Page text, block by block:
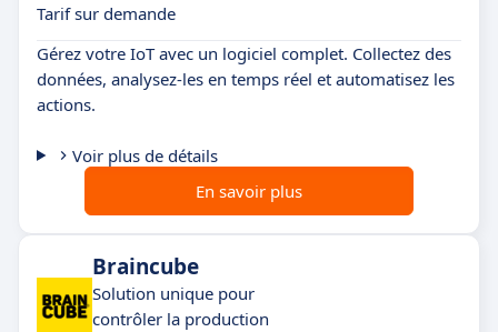
Tarif sur demande
Gérez votre IoT avec un logiciel complet. Collectez des
données, analysez-les en temps réel et automatisez les
actions.
Voir plus de détails
En savoir plus
Braincube
Solution unique pour
contrôler la production